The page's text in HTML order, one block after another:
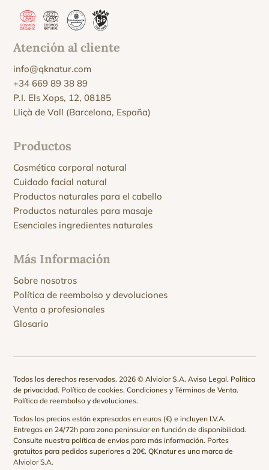
Atención al cliente
info@qknatur.com
+34 669 89 38 89
P.I. Els Xops, 12, 08185
Lliçà de Vall (Barcelona, España)
Productos
Cosmética corporal natural
Cuidado facial natural
Productos naturales para el cabello
Productos naturales para masaje
Esenciales ingredientes naturales
Más Información
Sobre nosotros
Política de reembolso y devoluciones
Venta a profesionales
Glosario
Todos los derechos reservados. 2026 © Alviolor S.A.Aviso Legal. Política
de privacidad. Política de cookies.Condiciones y Términos de Venta.
Política de reembolso y devoluciones.
Todos los precios están expresados en euros (€) e incluyen I.V.A.
Entregas en 24/72h para zona peninsular en función de disponibilidad.
Consulte nuestrapolítica de envíos para más información. Portes
gratuitos para pedidos superiores a 20€. QKnatur es una marca de
Alviolor S.A.